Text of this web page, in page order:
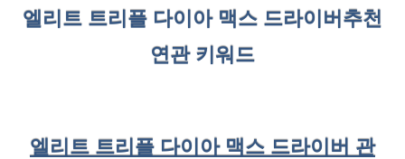
엘리트 트리플 다이아 맥스 드라이버 추천
연관 키워드
엘리트 트리플 다이아 맥스 드라이버 관